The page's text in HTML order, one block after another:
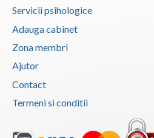
Timis
Tulcea
Vaslui
Vrancea
Servicii psihologice
Adauga cabinet
Zona membri
Ajutor
Contact
Termeni si conditii